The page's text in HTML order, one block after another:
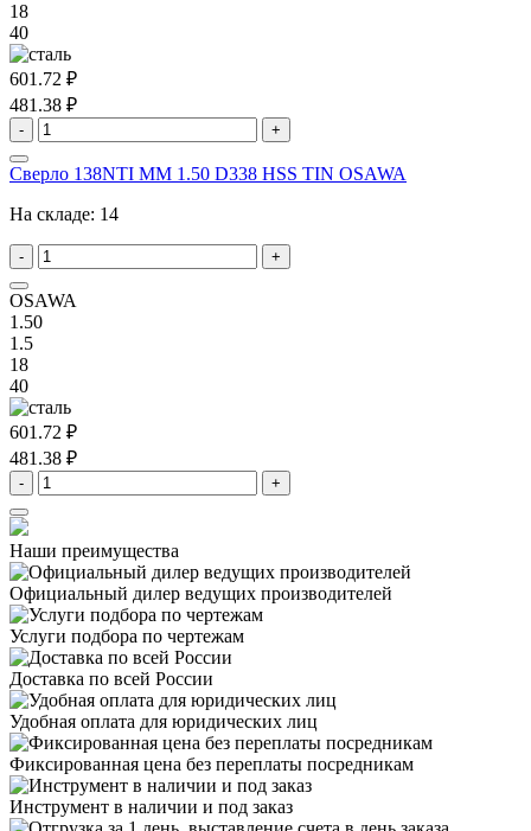
18
40
601.72 ₽
481.38 ₽
- +
Сверло 138NTI MM 1.50 D338 HSS TIN OSAWA
На складе: 14
- +
OSAWA
1.50
1.5
18
40
601.72 ₽
481.38 ₽
- +
Наши преимущества
Официальный дилер ведущих производителей
Услуги подбора по чертежам
Доставка по всей России
Удобная оплата для юридических лиц
Фиксированная цена без переплаты посредникам
Инструмент в наличии и под заказ